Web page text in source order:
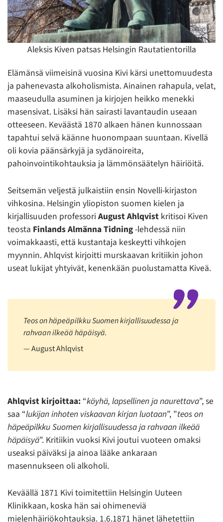
Aleksis Kiven patsas Helsingin Rautatientorilla
Elämänsä viimeisinä vuosina Kivi kärsi unettomuudesta
ja pahenevasta alkoholismista. Ainainen rahapula, velat,
maaseudulla asuminen ja kirjojen heikko menekki
masensivat. Lisäksi hän sairasti lavantaudin useaan
otteeseen. Keväästä 1870 alkaen hänen kunnossaan
tapahtui selvä käänne huonompaan suuntaan. Kivellä
oli kovia päänsärkyjä ja sydänoireita,
pahoinvointikohtauksia ja lämmönsäätelyn häiriöitä.
Seitsemän veljestä julkaistiin ensin Novelli-kirjaston
vihkosina. Helsingin yliopiston suomen kielen ja
kirjallisuuden professori August Ahlqvist kritisoi Kiven
teosta Finlands Almänna Tidning-lehdessä niin
voimakkaasti, että kustantaja keskeytti vihkojen
myynnin. Ahlqvist kirjoitti murskaavan kritiikin johon
useat lukijat yhtyivät, kenenkään puolustamatta Kiveä.
Teos on häpeäpilkku Suomen kirjallisuudessa ja
rahvaan ilkeää häpäisyä.
August Ahlqvist
Ahlqvist kirjoittaa: “köyhä, lapsellinen ja naurettava”, se
saa “lukijan inhoten viskaavan kirjan luotaan”, ”teos on
häpeäpilkku Suomen kirjallisuudessa ja rahvaan ilkeää
häpäisyä”. Kritiikin vuoksi Kivi joutui vuoteen omaksi
useaksi päiväksi ja ainoa lääke ankaraan
masennukseen oli alkoholi.
Keväällä 1871 Kivi toimitettiin Helsingin Uuteen
Klinikkaan, koska hän sai ohimeneviä
mielenhäiriökohtauksia. 1.6.1871 hänet lähetettiin